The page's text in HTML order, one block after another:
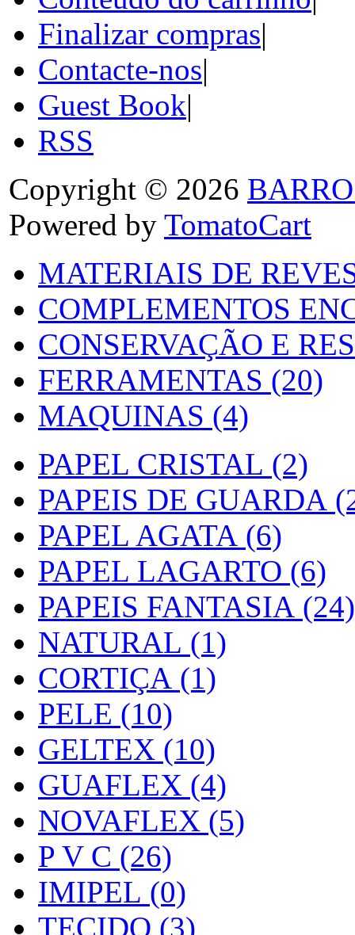
Finalizar compras|
Contacte-nos|
Guest Book|
RSS
Copyright © 2026
Powered by TomatoCart
MATERIAIS DE
COMPLEMENTOS
CONSERVAÇÃO E
FERRAMENTAS (20)
MAQUINAS (4)
PAPEL CRISTAL (2)
PAPEIS DE GUARDA
PAPEL AGATA (6)
PAPEL LAGARTO (6)
PAPEIS FANTASIA (24)
NATURAL (1)
CORTIÇA (1)
PELE (10)
GELTEX (10)
GUAFLEX (4)
NOVAFLEX (5)
P V C (26)
IMIPEL (0)
TECIDO (3)